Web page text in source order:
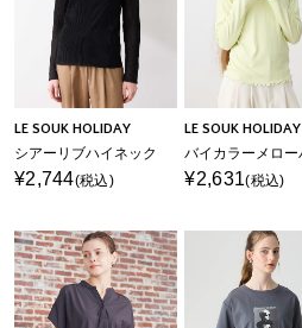
LE SOUK HOLIDAY
シアーリブハイネック
¥2,744(税込)
LE SOUK HOLIDAY
¥2,631(税込)